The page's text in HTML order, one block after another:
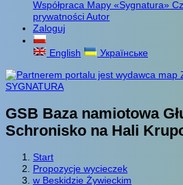
Współpraca Mapy «Sygnatura»
prywatnościAutor
Zaloguj
English Українське
GSB Baza namiotowa
Schronisko na Hali
Start
Propozycje wycieczek
w Beskidzie Żywieckim